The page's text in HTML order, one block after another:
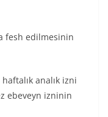
fesh edilmesinin
analık izni
ebeveyn izninin